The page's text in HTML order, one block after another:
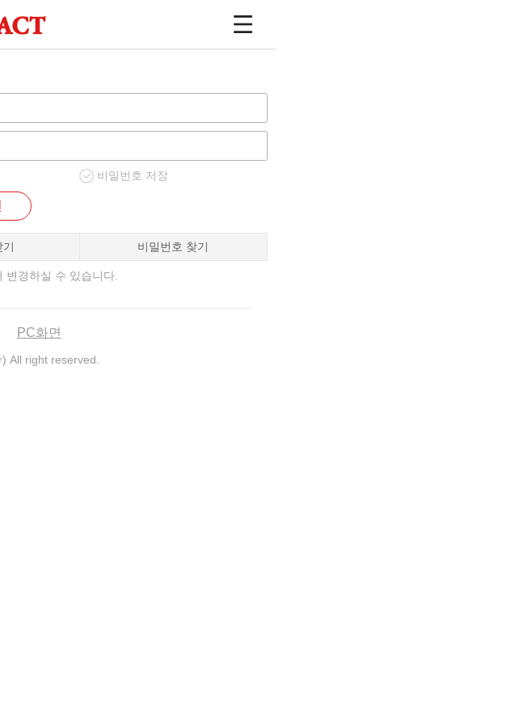
비밀번호 저장
기 비밀번호 찾기
변경하실 수 있습니다.
PC화면
All right reserved.